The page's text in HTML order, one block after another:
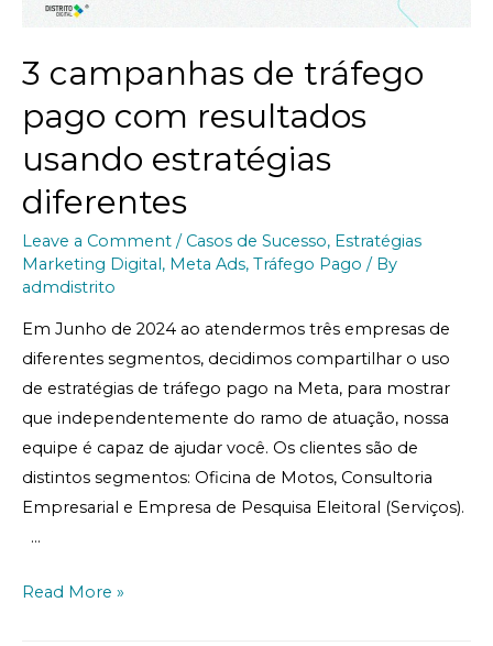
3 campanhas de tráfego
pago com resultados
usando estratégias
diferentes
Leave a Comment / Casos de Sucesso, Estratégias
Marketing Digital, Meta Ads, Tráfego Pago / By
admdistrito
Em Junho de 2024 ao atendermos três empresas de
diferentes segmentos, decidimos compartilhar o uso
de estratégias de tráfego pago na Meta, para mostrar
que independentemente do ramo de atuação, nossa
equipe é capaz de ajudar você. Os clientes são de
distintos segmentos: Oficina de Motos, Consultoria
Empresarial e Empresa de Pesquisa Eleitoral (Serviços).
…
Read More »